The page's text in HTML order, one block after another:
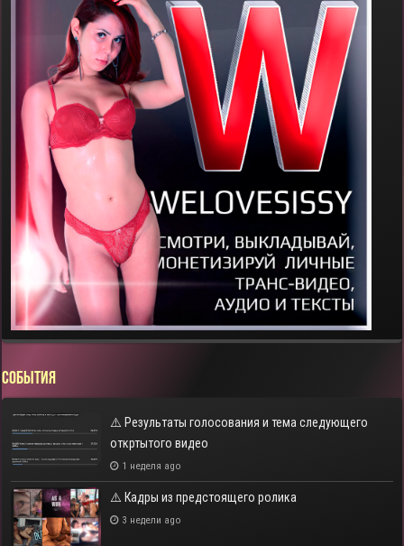
СОБЫТИЯ
⚠️ Результаты голосования и тема следующего
откртытого видео
1 неделя ago
⚠️ Кадры из предстоящего ролика
3 недели ago